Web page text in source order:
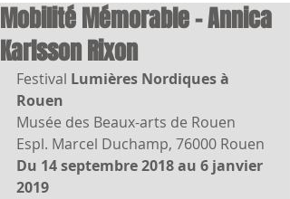
Mobilité Mémorable - Annica
Karlsson Rixon
Festival Lumières Nordiques à
Rouen
Musée des Beaux-arts de Rouen
Espl. Marcel Duchamp, 76000 Rouen
Du 14 septembre 2018 au 6 janvier
2019